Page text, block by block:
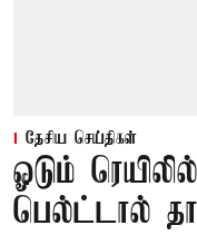
தேசிய செய்திகள்
ஓடும்
பெல்ட்டால்